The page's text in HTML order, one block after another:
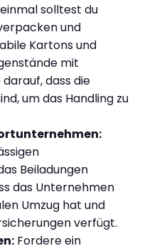
solltest du
und
Kartons und
mit
dass die
um das Handling zu
Beiladungen
das Unternehmen
Umzug hat und
verfügt.
Fordere ein